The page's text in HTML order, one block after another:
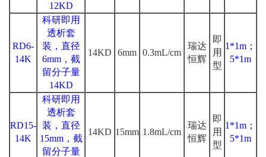
12KD
RD6-
14K
科研即用
透析套
装，直径
6mm，截
留分子量
14KD
14KD 6mm 0.3mL/cm
瑞达
恒辉
即
用
型
1*1m；
5*1m
RD15-
14K
科研即用
透析套
装，直径
15mm，截
留分子量
14KD 15mm 1.8mL/cm
瑞达
恒辉
即
用
型
1*1m；
5*1m